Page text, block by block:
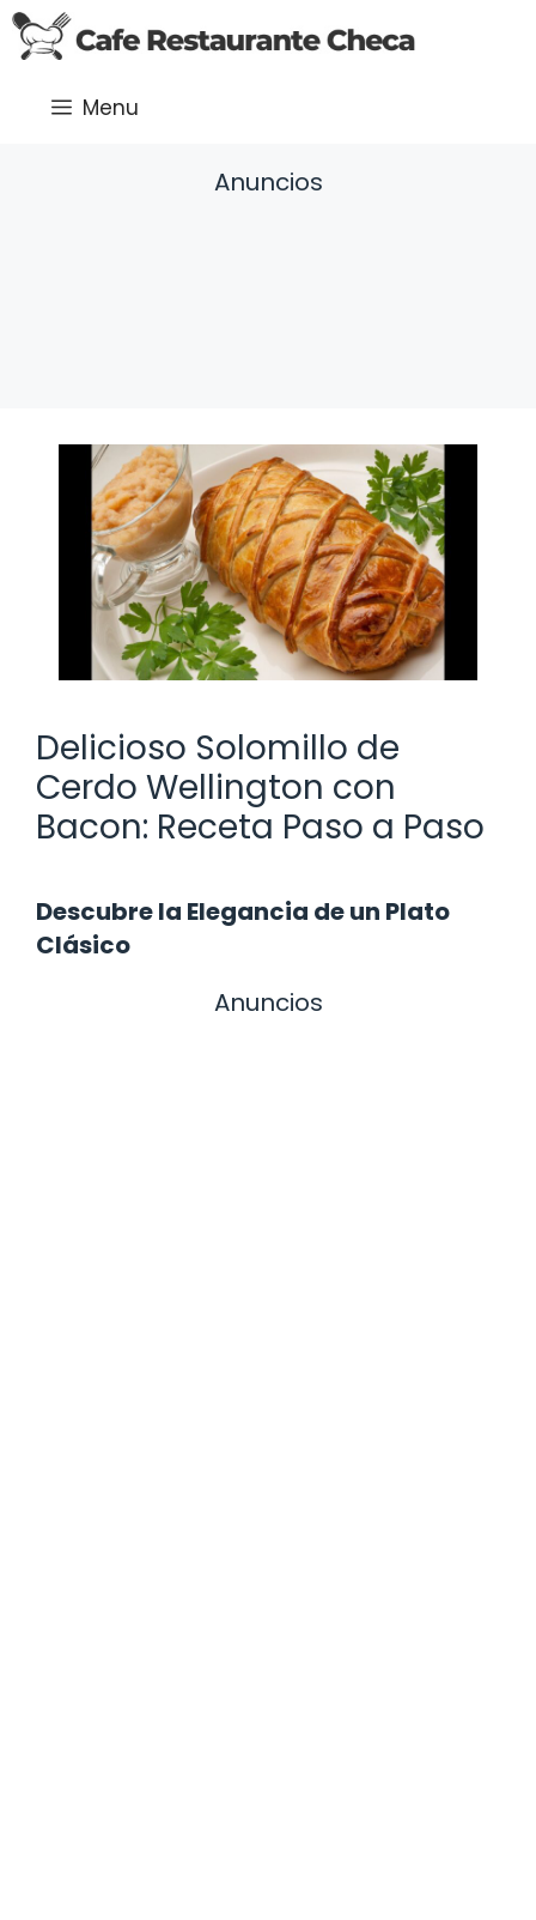
Saltar
al
Menu
Anuncios
Delicioso Solomillo de
Cerdo Wellington con
Bacon: Receta Paso a Paso
Descubre la Elegancia de un Plato
Clásico
Anuncios